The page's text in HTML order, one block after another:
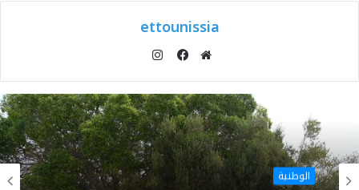
ettounissia
الويب
الوطنية